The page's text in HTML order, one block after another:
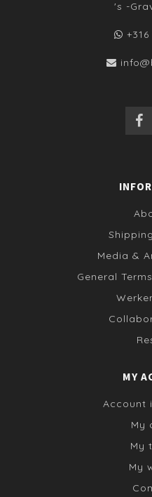
's -
Media &
General
MY
Account
My
My
My